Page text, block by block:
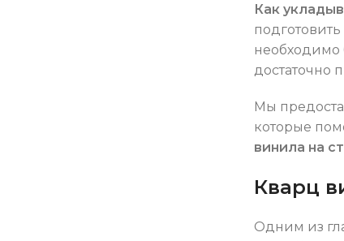
Как
необходимо
достаточно
Мы
которые
винила на
Кварц
Одним из